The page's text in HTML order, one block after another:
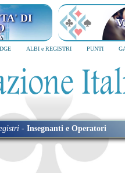
DI MILANO
ALBI e REGISTRI PUNTI
- Insegnanti e Operatori